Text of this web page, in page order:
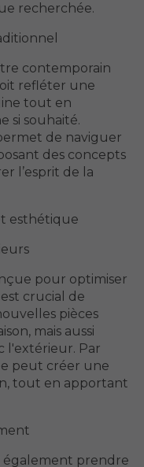
recherchée.
contemporain
refléter une
tout en
si souhaité.
de naviguer
des concepts
l’esprit de la
esthétique
pour optimiser
crucial de
pièces
mais aussi
l'extérieur. Par
peut créer une
tout en apportant
également prendre